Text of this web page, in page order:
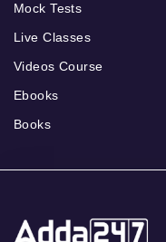
Mock Tests
Live Classes
Videos Course
Ebooks
Books